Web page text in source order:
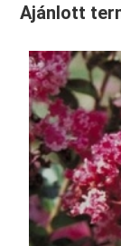
Ajánlott